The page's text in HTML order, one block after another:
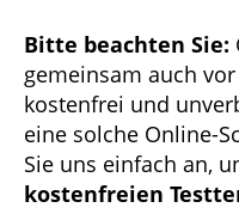
Bitte beachten Sie:
gemeinsam auch
kostenfrei und
eine solche Online-
Sie uns einfach an,
kostenfreien